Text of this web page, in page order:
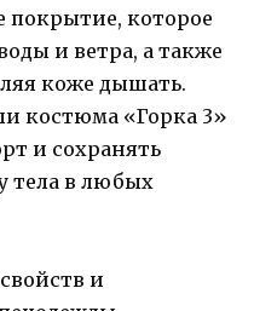
покрытие, которое
и ветра, а также
коже дышать.
костюма «Горка 3»
и сохранять
тела в любых
и